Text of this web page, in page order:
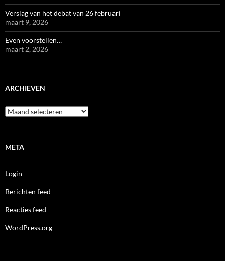
Verslag van het debat van 26 februari
maart 9, 2026
Even voorstellen…
maart 2, 2026
ARCHIEVEN
Archieven
META
Login
Berichten feed
Reacties feed
WordPress.org